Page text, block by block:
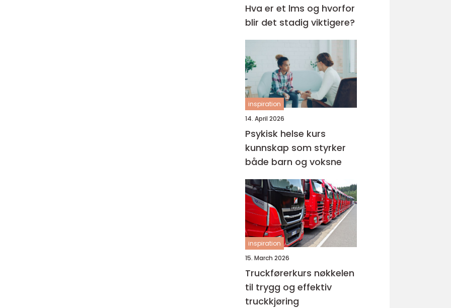
Hva er et lms og hvorfor
blir det stadig viktigere?
inspiration
14. April 2026
Psykisk helse kurs
kunnskap som styrker
både barn og voksne
inspiration
15. March 2026
Truckførerkurs nøkkelen
til trygg og effektiv
truckkjøring